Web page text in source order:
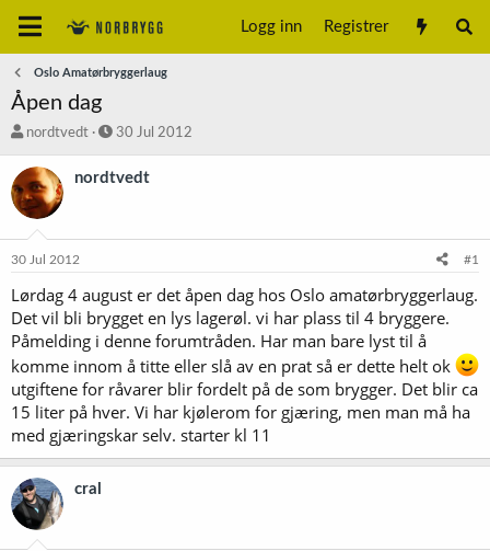
Logg inn Registrer
Oslo Amatørbryggerlaug
Åpen dag
T
å
d
s
t
r
nordtvedt
S
a
o
30 Jul 2012
nordtvedt
30 Jul 2012 #1
Lørdag 4 august er det åpen dag hos Oslo amatørbryggerlaug.
Det vil bli brygget en lys lagerøl. vi har plass til 4 bryggere.
Påmelding i denne forumtråden. Har man bare lyst til å
komme innom å titte eller slå av en prat så er dette helt ok
utgiftene for råvarer blir fordelt på de som brygger. Det blir ca
15 liter på hver. Vi har kjølerom for gjæring, men man må ha
med gjæringskar selv. starter kl 11
cral